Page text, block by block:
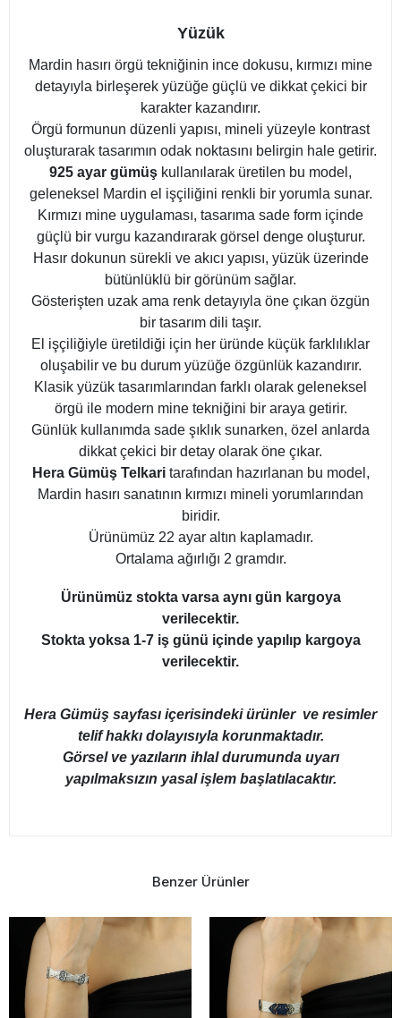
Yüzük
Mardin hasırı örgü tekniğinin ince dokusu, kırmızı mine
detayıyla birleşerek yüzüğe güçlü ve dikkat çekici bir
karakter kazandırır.
Örgü formunun düzenli yapısı, mineli yüzeyle kontrast
oluşturarak tasarımın odak noktasını belirgin hale getirir.
925 ayar gümüş kullanılarak üretilen bu model,
geleneksel Mardin el işçiliğini renkli bir yorumla sunar.
Kırmızı mine uygulaması, tasarıma sade form içinde
güçlü bir vurgu kazandırarak görsel denge oluşturur.
Hasır dokunun sürekli ve akıcı yapısı, yüzük üzerinde
bütünlüklü bir görünüm sağlar.
Gösterişten uzak ama renk detayıyla öne çıkan özgün
bir tasarım dili taşır.
El işçiliğiyle üretildiği için her üründe küçük farklılıklar
oluşabilir ve bu durum yüzüğe özgünlük kazandırır.
Klasik yüzük tasarımlarından farklı olarak geleneksel
örgü ile modern mine tekniğini bir araya getirir.
Günlük kullanımda sade şıklık sunarken, özel anlarda
dikkat çekici bir detay olarak öne çıkar.
Hera Gümüş Telkaritarafından hazırlanan bu model,
Mardin hasırı sanatının kırmızı mineli yorumlarından
biridir.
Ürünümüz 22 ayar altın kaplamadır.
Ortalama ağırlığı 2 gramdır.
Ürünümüz stokta varsa aynı gün kargoya
verilecektir.
Stokta yoksa 1-7 iş günü içinde yapılıp kargoya
verilecektir.
Hera Gümüş sayfası içerisindeki ürünler ve resimler
telif hakkı dolayısıyla korunmaktadır.
Görsel ve yazıların ihlal durumunda uyarı
yapılmaksızın yasal işlem başlatılacaktır.
Benzer Ürünler